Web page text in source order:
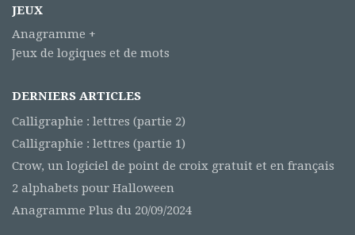
JEUX
Anagramme +
Jeux de logiques et de mots
DERNIERS ARTICLES
Calligraphie : lettres (partie 2)
Calligraphie : lettres (partie 1)
Crow, un logiciel de point de croix gratuit et en français
2 alphabets pour Halloween
Anagramme Plus du 20/09/2024